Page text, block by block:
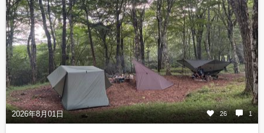
2026年8月01日 26 1